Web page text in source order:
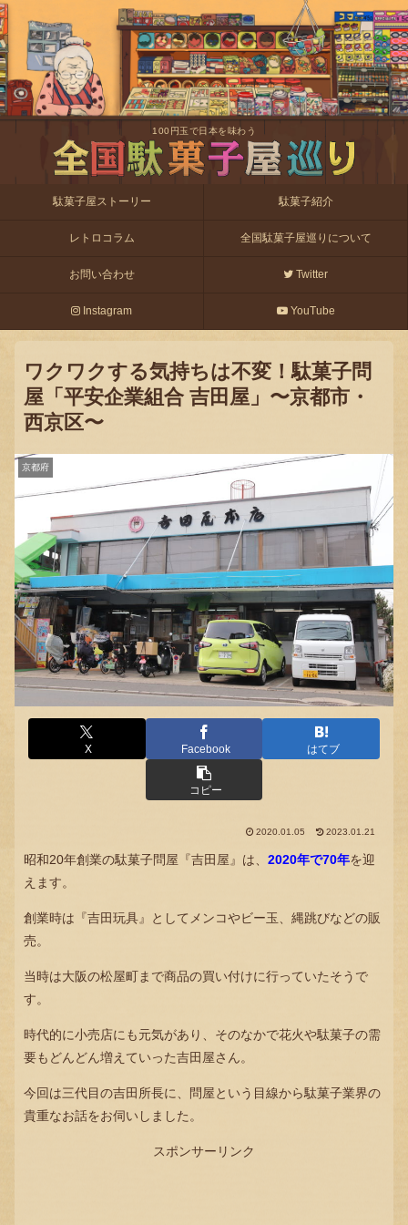
100円玉で日本を味わう
駄菓子屋ストーリー 駄菓子紹介
レトロコラム 全国駄菓子屋巡りについて
お問い合わせ Twitter
Instagram YouTube
ワクワクする気持ちは不変！駄菓子問
屋「平安企業組合 吉田屋」〜京都市・
西京区〜
京都府
X Facebook はてブ
コピー
2020.01.05 2023.01.21
昭和20年創業の駄菓子問屋『吉田屋』は、 2020年で70年を迎
えます。
創業時は『吉田玩具』としてメンコやビー玉、縄跳びなどの販
売。
当時は大阪の松屋町まで商品の買い付けに行っていたそうで
す。
時代的に小売店にも元気があり、そのなかで花火や駄菓子の需
要もどんどん増えていった吉田屋さん。
今回は三代目の吉田所長に、問屋という目線から駄菓子業界の
貴重なお話をお伺いしました。
スポンサーリンク